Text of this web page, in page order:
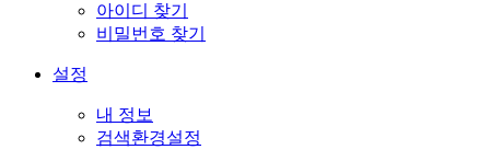
아이디 찾기
비밀번호 찾기
설정
내 정보
검색환경설정